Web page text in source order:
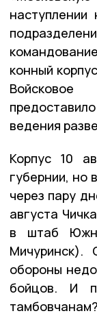
конный
Войсковое
ведения
Корпус 10
губернии, но
через пару
августа
в штаб
обороны
бойцов. И
тамбовчанам?